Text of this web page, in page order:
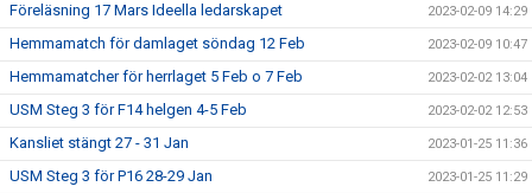
Föreläsning 17 Mars Ideella ledarskapet 2023-02-09 14:29
Hemmamatch för damlaget söndag 12 Feb 2023-02-09 10:47
Hemmamatcher för herrlaget 5 Feb o 7 Feb 2023-02-02 13:04
USM Steg 3 för F14 helgen 4-5 Feb 2023-02-02 12:53
Kansliet stängt 27 - 31 Jan 2023-01-25 11:36
USM Steg 3 för P16 28-29 Jan 2023-01-25 11:29